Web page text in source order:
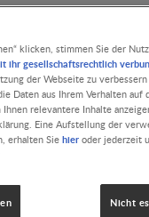
klicken, stimmen Sie der
ihr gesellschaftsrechtlich
der Webseite zu
Daten aus Ihrem Verhalten
relevantere Inhalte
Eine Aufstellung der
erhalten Siehier oder jederzeit
Nicht